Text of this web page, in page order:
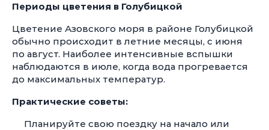
Периоды цветения в Голубицкой
Цветение Азовского моря в районе Голубицкой
обычно происходит в летние месяцы, с июня
по август. Наиболее интенсивные вспышки
наблюдаются в июле, когда вода прогревается
до максимальных температур.
Практические советы:
Планируйте свою поездку на начало или